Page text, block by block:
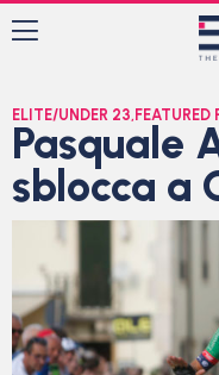
ELITE/UNDER 23, FEATURED
Pasquale
sblocca a